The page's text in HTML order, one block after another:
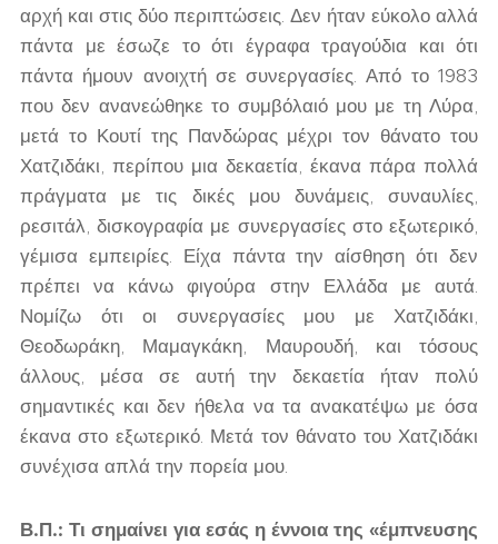
αρχή και στις δύο περιπτώσεις. Δεν ήταν εύκολο αλλά
πάντα με έσωζε το ότι έγραφα τραγούδια και ότι
πάντα ήμουν ανοιχτή σε συνεργασίες. Από το 1983
που δεν ανανεώθηκε το συμβόλαιό μου με τη Λύρα,
μετά το Κουτί της Πανδώρας μέχρι τον θάνατο του
Χατζιδάκι, περίπου μια δεκαετία, έκανα πάρα πολλά
πράγματα με τις δικές μου δυνάμεις, συναυλίες,
ρεσιτάλ, δισκογραφία με συνεργασίες στο εξωτερικό,
γέμισα εμπειρίες. Είχα πάντα την αίσθηση ότι δεν
πρέπει να κάνω φιγούρα στην Ελλάδα με αυτά.
Νομίζω ότι οι συνεργασίες μου με Χατζιδάκι,
Θεοδωράκη, Μαμαγκάκη, Μαυρουδή, και τόσους
άλλους, μέσα σε αυτή την δεκαετία ήταν πολύ
σημαντικές και δεν ήθελα να τα ανακατέψω με όσα
έκανα στο εξωτερικό. Μετά τον θάνατο του Χατζιδάκι
συνέχισα απλά την πορεία μου.
Β.Π.: Τι σημαίνει για εσάς η έννοια της «έμπνευσης